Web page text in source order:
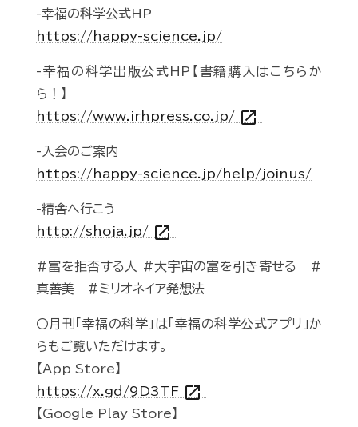
-幸福の科学公式HP
https://happy-science.jp/
-幸福の科学出版公式HP【書籍購入はこちらか
ら！】
https://www.irhpress.co.jp/ open_in_new
-入会のご案内
https://happy-science.jp/help/joinus/
-精舎へ行こう
http://shoja.jp/ open_in_new
#富を拒否する人 #大宇宙の富を引き寄せる #
真善美 #ミリオネイア発想法
〇月刊「幸福の科学」は「幸福の科学公式アプリ」か
らもご覧いただけます。
【App Store】
https://x.gd/9D3TF open_in_new
【Google Play Store】